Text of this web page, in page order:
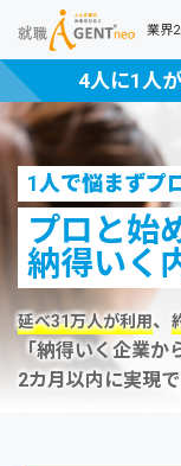
業界
4人に1人
1人で悩まずプ
プロと始
納得いく
延べ31万人が利用、
「納得いく企業
2カ月以内に実現